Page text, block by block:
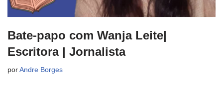
Bate-papo com Wanja Leite|
Escritora | Jornalista
por Andre Borges